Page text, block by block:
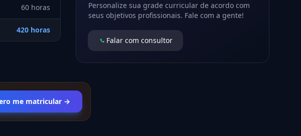
60 horas
420 horas
Personalize sua grade curricular de acordo com
seus objetivos profissionais. Fale com a gente!
Falar com consultor
me matricular →